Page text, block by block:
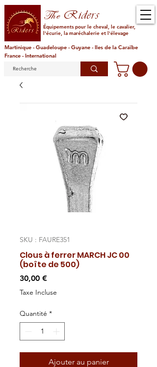
TheRiders
Équipements pour le cheval, le cavalier,
l'écurie, la maréchalerie et l'élevage
Martinique - Guadeloupe - Guyane - Iles de la Caraïbe
France - International
SKU : FAURE351
Clous à ferrer MARCH JC 00
(boîte de 500)
30,00 €Prix
Taxe Incluse
Quantité *
Ajouter au panier